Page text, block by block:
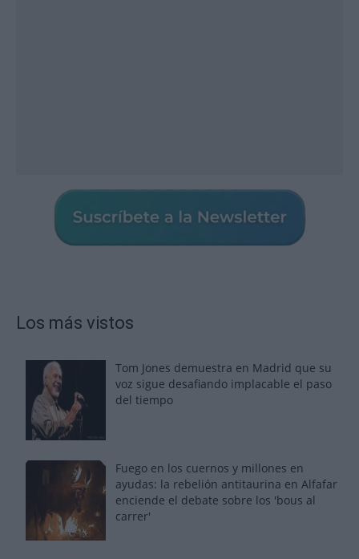
Los más vistos
Tom Jones demuestra en Madrid que su
voz sigue desafiando implacable el paso
del tiempo
Fuego en los cuernos y millones en
ayudas: la rebelión antitaurina en Alfafar
enciende el debate sobre los 'bous al
carrer'